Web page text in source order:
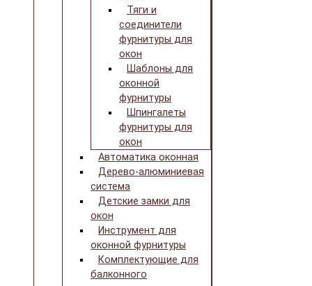
Тяги и
соединители
фурнитуры для
окон
Шаблоны для
оконной
фурнитуры
Шпингалеты
фурнитуры для
окон
Автоматика оконная
Дерево-алюминиевая
система
Детские замки для
окон
Инструмент для
оконной фурнитуры
Комплектующие для
балконного